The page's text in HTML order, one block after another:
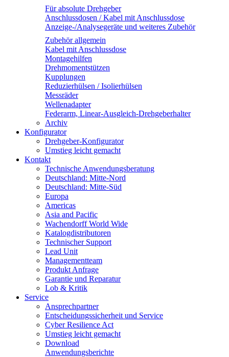
Für absolute Drehgeber
Anschlussdosen / Kabel mit Anschlussdose
Anzeige-/Analysegeräte und weiteres Zubehör
Zubehör allgemein
Kabel mit Anschlussdose
Montagehilfen
Drehmomentstützen
Kupplungen
Reduzierhülsen / Isolierhülsen
Messräder
Wellenadapter
Federarm, Linear-Ausgleich-Drehgeberhalter
Archiv
Konfigurator
Drehgeber-Konfigurator
Umstieg leicht gemacht
Kontakt
Technische Anwendungsberatung
Deutschland: Mitte-Nord
Deutschland: Mitte-Süd
Europa
Americas
Asia and Pacific
Wachendorff World Wide
Katalogdistributoren
Technischer Support
Lead Unit
Managementteam
Produkt Anfrage
Garantie und Reparatur
Lob & Kritik
Service
Ansprechpartner
Entscheidungssicherheit und Service
Cyber Resilience Act
Umstieg leicht gemacht
Download
Anwendungsberichte